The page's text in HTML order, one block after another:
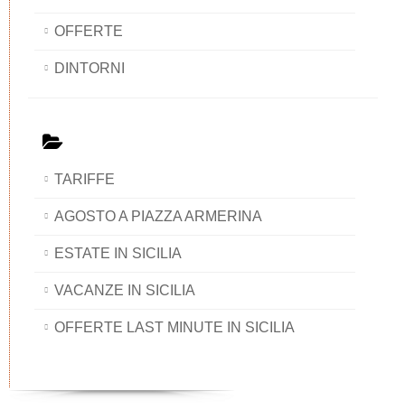
OFFERTE
DINTORNI
TARIFFE
AGOSTO A PIAZZA ARMERINA
ESTATE IN SICILIA
VACANZE IN SICILIA
OFFERTE LAST MINUTE IN SICILIA